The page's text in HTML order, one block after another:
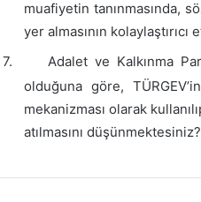
muafiyetin tanınmasında,
yer almasının
7.
Adalet ve Kalkınma
olduğuna göre,
mekanizması olarak
atılmasını düşünmektesiniz?